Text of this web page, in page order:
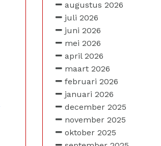
augustus 2026
juli 2026
juni 2026
mei 2026
april 2026
maart 2026
februari 2026
januari 2026
december 2025
november 2025
oktober 2025